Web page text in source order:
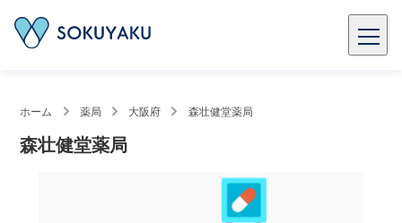
ホーム 薬局 大阪府 森壮健堂薬局
森壮健堂薬局